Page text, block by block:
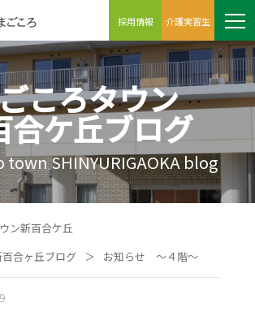
採用情報 介護実習生
ころタウン
合ケ丘ブログ
town SHINYURIGAOKA blog
ン新百合ケ丘
合ヶ丘ブログ ＞ お知らせ ～４階～